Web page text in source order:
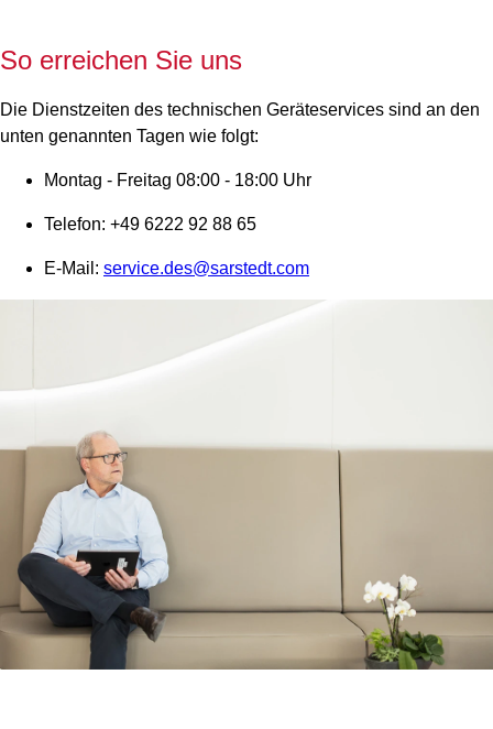
So erreichen Sie uns
Die Dienstzeiten des technischen Geräteservices sind an den
unten genannten Tagen wie folgt:
Montag - Freitag 08:00 - 18:00 Uhr
Telefon: +49 6222 92 88 65
E-Mail: service.des@sarstedt.com